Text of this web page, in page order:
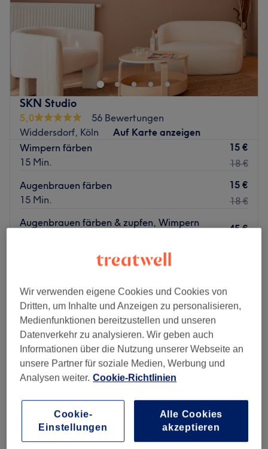
SKN Studio
5,0
56 Bewertungen
Widdersdorf, Köln
Auf Karte anzeigen
Wimpern färben
15 Min.
15 €
18 €
Augenbrauen färben
15 Min.
15 €
18 €
Augenbrauen färben & zupfen, Wimpern
45 €
Schnellansicht Saloninfos
Montag 10:00 –22:00
Dienstag
10:00–22:00
Mittwoch
10:00 –22:00
Donnerstag
10:00–22:00
Freitag
10:00– 22:00
Samstag
10:00– 21:30
Sonntag
SKN Studio ist ein professionelles Kosmetikstudio, das
sich in der pulsierenden Stadt Köln befindet. In diesem
Studio erwartet dich eine stilvolle und entspannte
Wir verwenden eigene Cookies und Cookies von
Dritten, um Inhalte und Anzeigen zu personalisieren,
Medienfunktionen bereitzustellen und unseren
Datenverkehr zu analysieren. Wir geben auch
Informationen über die Nutzung unserer Webseite an
unsere Partner für soziale Medien, Werbung und
Analysen weiter. Cookie-Richtlinien
Cookie-
Einstellungen
Alle Cookies
akzeptieren